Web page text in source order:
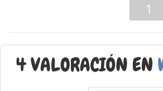
4 VALORACIÓN EN